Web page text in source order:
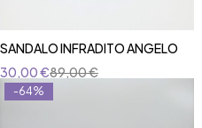
SANDALO INFRADITO ANGELO
89,00€
30,00€
-64%